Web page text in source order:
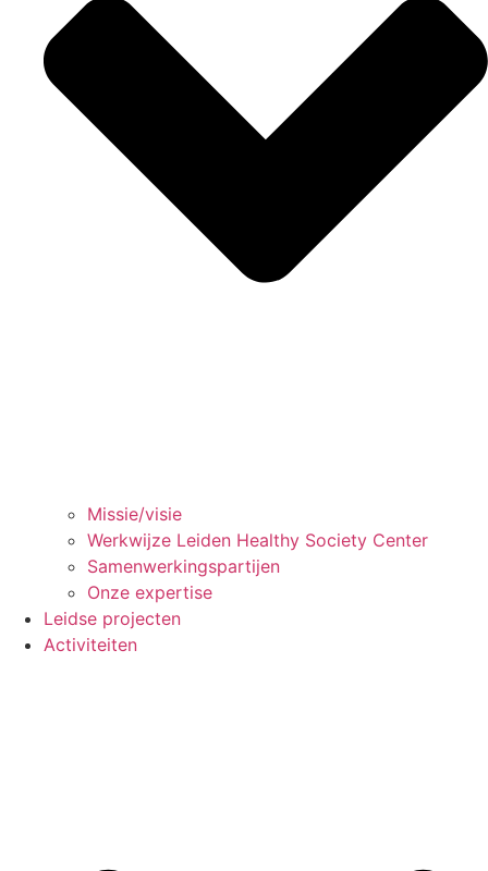
Missie/visie
Werkwijze Leiden Healthy Society Center
Samenwerkingspartijen
Onze expertise
Leidse projecten
Activiteiten